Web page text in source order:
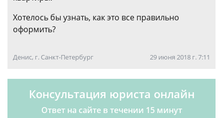
Хотелось бы узнать, как это все правильно
оформить?
Денис, г. Санкт-Петербург 29 июня 2018 г. 7:11
Консультация юриста онлайн
Ответ на сайте в течении 15 минут